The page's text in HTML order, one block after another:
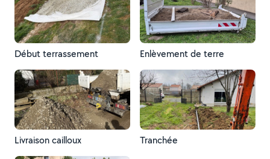
Début terrassement Enlèvement de terre
Livraison cailloux Tranchée